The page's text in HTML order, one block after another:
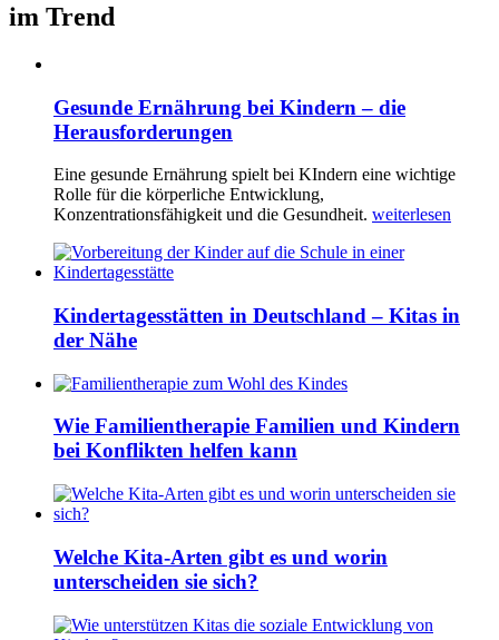
im Trend
Gesunde Ernährung bei Kindern – die
Herausforderungen
Eine gesunde Ernährung spielt bei KIndern eine wichtige
Rolle für die körperliche Entwicklung,
Konzentrationsfähigkeit und die Gesundheit. weiterlesen
Kindertagesstätten in Deutschland – Kitas in
der Nähe
Wie Familientherapie Familien und Kindern
bei Konflikten helfen kann
Welche Kita-Arten gibt es und worin
unterscheiden sie sich?